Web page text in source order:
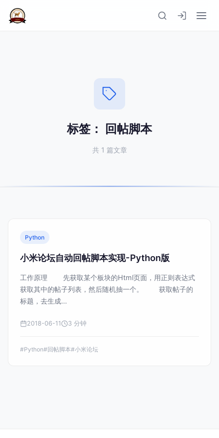
标签： 回帖脚本
共 1 篇文章
Python
小米论坛自动回帖脚本实现-Python版
工作原理 先获取某个板块的Html页面，用正则表达式
获取其中的帖子列表，然后随机抽一个。 获取帖子的
标题，去生成...
2018-06-11 3 分钟
#Python#回帖脚本#小米论坛